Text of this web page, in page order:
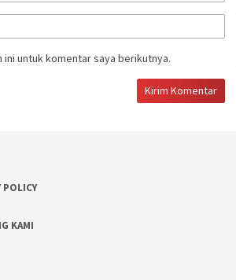
untuk komentar saya berikutnya.
POLICY
KAMI